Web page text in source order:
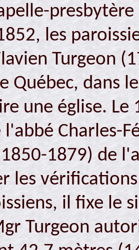
les
Turgeon
Québec, dans
une église.
l'abbé Charles-
1879) de
les
il fixe le
Turgeon